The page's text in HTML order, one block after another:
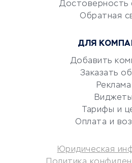
документооборот
Юридические компании
Аудиторские компании
Бухгалтерия онлайн
Потребительские кредиты
Достоверность
Обратная
ДЛЯ
Добавить
Заказать
Реклама
Виджеты
Тарифы и
Оплата и
Юридическая